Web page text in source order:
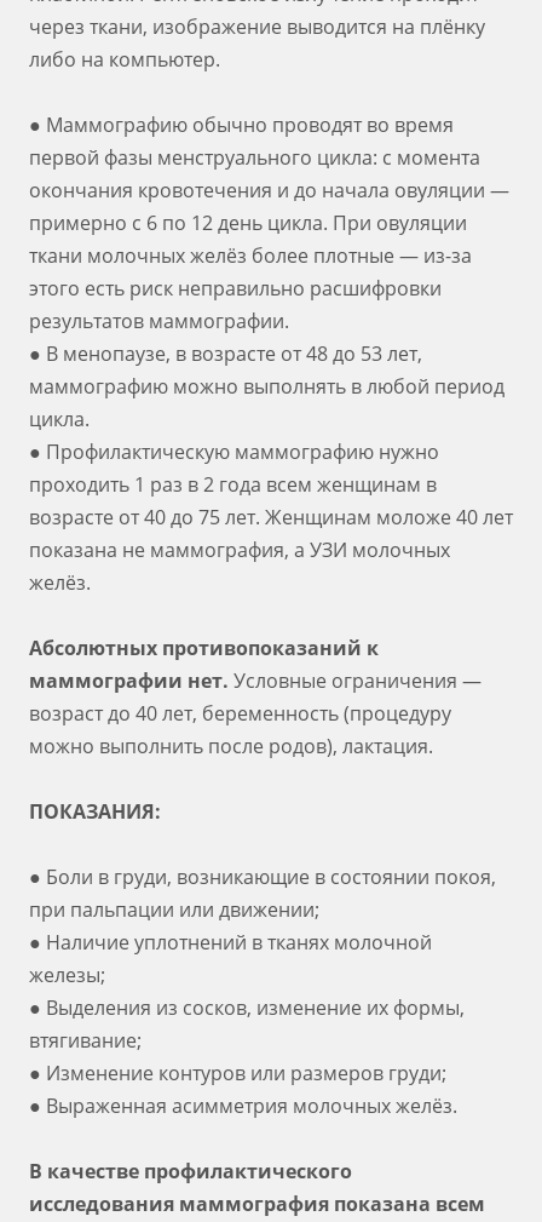
через ткани, изображение выводится на плёнку
либо на компьютер.
● Маммографию обычно проводят во время
первой фазы менструального цикла: с момента
окончания кровотечения и до начала овуляции —
примерно с 6 по 12 день цикла. При овуляции
ткани молочных желёз более плотные — из-за
этого есть риск неправильно расшифровки
результатов маммографии.
● В менопаузе, в возрасте от 48 до 53 лет,
маммографию можно выполнять в любой период
цикла.
● Профилактическую маммографию нужно
проходить 1 раз в 2 года всем женщинам в
возрасте от 40 до 75 лет. Женщинам моложе 40 лет
показана не маммография, а УЗИ молочных
желёз.
Абсолютных противопоказаний к
маммографии нет. Условные ограничения —
возраст до 40 лет, беременность (процедуру
можно выполнить после родов), лактация.
ПОКАЗАНИЯ:
● Боли в груди, возникающие в состоянии покоя,
при пальпации или движении;
● Наличие уплотнений в тканях молочной
железы;
● Выделения из сосков, изменение их формы,
втягивание;
● Изменение контуров или размеров груди;
● Выраженная асимметрия молочных желёз.
В качестве профилактического
исследования маммография показана всем